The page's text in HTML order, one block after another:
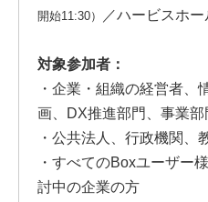
開始11:30）
／ハービスホー
対象参加者：
・企業・組織の経営者、
画、DX推進部門、事業部
・公共法人、行政機関、
・すべてのBoxユーザー
討中の企業の方